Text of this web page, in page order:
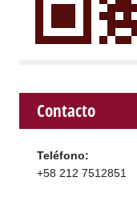
Contacto
Teléfono:
+58 212 7512851